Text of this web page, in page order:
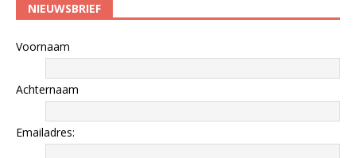
NIEUWSBRIEF
Voornaam
Achternaam
Emailadres: